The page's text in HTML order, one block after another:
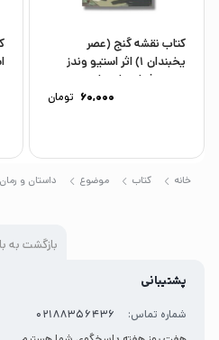
کتاب نقشه گنج (عصر
یخبندان 1) اثر استیو وندز
ترجمه فواد خادمیان...
60,000 تومان
خانه کتاب موضوع داستان و رمان
بازگشت به
پشتیبانی
شماره تماس:
02188356436